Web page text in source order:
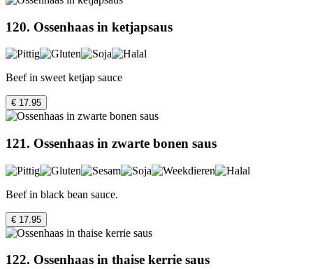
120. Ossenhaas in ketjapsaus
Beef in sweet ketjap sauce
€ 17.95
121. Ossenhaas in zwarte bonen saus
Beef in black bean sauce.
€ 17.95
122. Ossenhaas in thaise kerrie saus